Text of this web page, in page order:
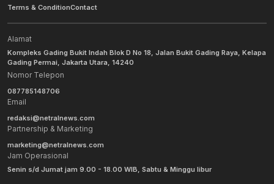
Terms & ConditionContact
Alamat
Kompleks Gading Bukit Indah Blok D No 18, Jalan Bukit Gading Raya, Kelapa
Gading Permai, Jakarta Utara, 14240
Nomor Telepon
087785148706
Email
redaksi@netralnews.com
Partnership & Marketing
marketing@netralnews.com
Jam Operasional
Senin s/d Jumat jam 9.00 - 18.00 WIB, Sabtu & Minggu libur